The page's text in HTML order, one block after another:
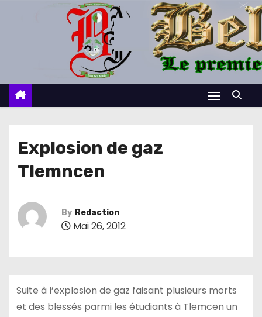
c
Explosion de gaz
Tlemncen
By Redaction
Mai 26, 2012
Suite à l’explosion de gaz faisant plusieurs morts
et des blessés parmi les étudiants à Tlemcen un